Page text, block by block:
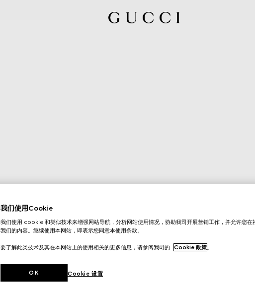
我们使用Cookie
我们使用 cookie 和类似技术来增强网站导航，分析网站使用情况，协助我司开展营销工作，并允许您在
我们的内容。继续使用本网站，即表示您同意本使用条款。
要了解此类技术及其在本网站上的使用相关的更多信息，请参阅我司的 Cookie 政策。
Cookie 设置
OK